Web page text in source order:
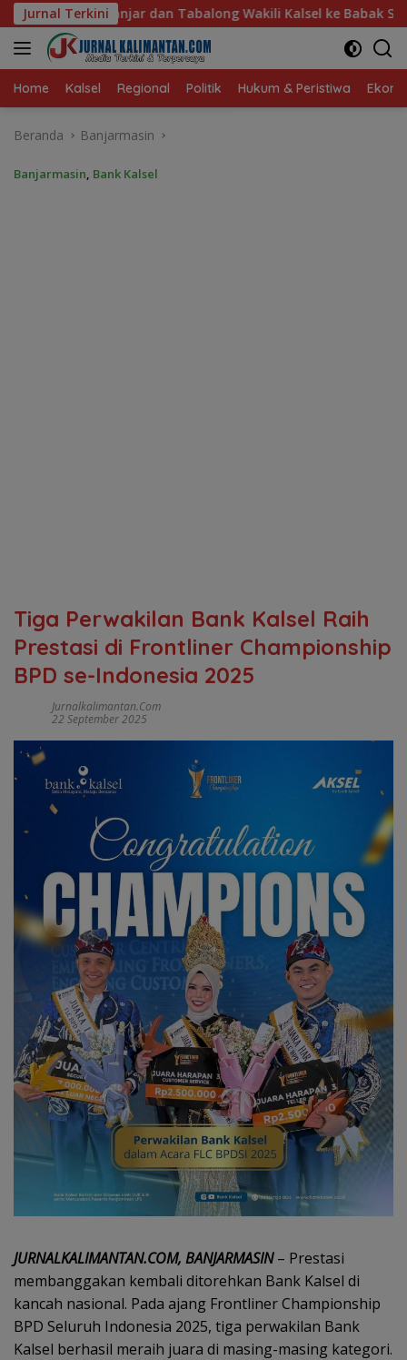
Langsung
ke
konten
Jurnal Terkini
Wakili Kalsel ke Babak Semifinal Gubernur Cup Road to
Home Kalsel Regional Politik Hukum & Peristiwa
Beranda Banjarmasin
Banjarmasin, Bank Kalsel
Tiga Perwakilan Bank Kalsel Raih
Prestasi di Frontliner Championship
BPD se-Indonesia 2025
Jurnalkalimantan.com
22 September 2025
JURNALKALIMANTAN.COM, BANJARMASIN– Prestasi
membanggakan kembali ditorehkan Bank Kalsel di
kancah nasional. Pada ajang Frontliner Championship
BPD Seluruh Indonesia 2025, tiga perwakilan Bank
Kalsel berhasil meraih juara di masing-masing kategori.